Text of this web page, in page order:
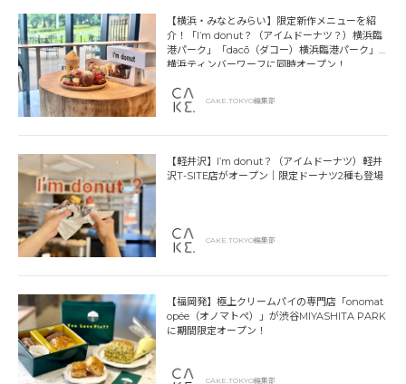
【横浜・みなとみらい】限定新作メニューを紹
介！「I’m donut？（アイムドーナツ？）横浜臨
港パーク」「dacō（ダコー）横浜臨港パーク」
横浜ティンバーワーフに同時オープン！
CAKE.TOKYO編集部
【軽井沢】I’m donut？（アイムドーナツ）軽井
沢T-SITE店がオープン｜限定ドーナツ2種も登場
CAKE.TOKYO編集部
【福岡発】極上クリームパイの専門店「onomat
opée（オノマトペ）」が渋谷MIYASHITA PARK
に期間限定オープン！
CAKE.TOKYO編集部